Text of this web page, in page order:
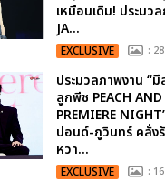
เหมือนเดิม! ประมว
JA...
EXCLUSIVE : 28
ประมวลภาพงาน “
ลูกพีช PEACH
PREMIERE
ปอนด์-ภูวินทร์ คลั่ง
หวา...
EXCLUSIVE : 16